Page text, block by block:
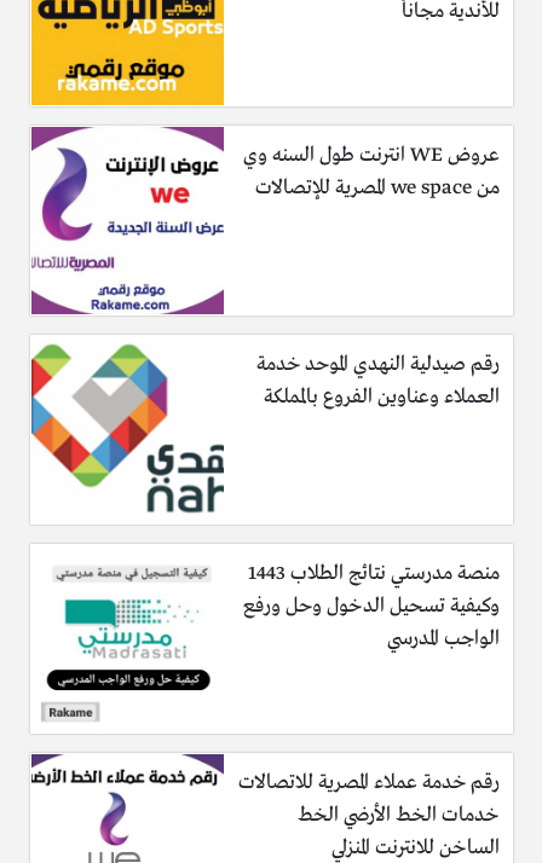
للأندية مجاناً
عروض WE انترنت طول السنه وي
من we space المصرية للإتصالات
رقم صيدلية النهدي الموحد خدمة
العملاء وعناوين الفروع بالمملكة
منصة مدرستي نتائج الطلاب 1443
وكيفية تسحيل الدخول وحل ورفع
الواجب المدرسي
رقم خدمة عملاء المصرية للاتصالات
خدمات الخط الأرضي الخط
الساخن للانترنت المنزلي